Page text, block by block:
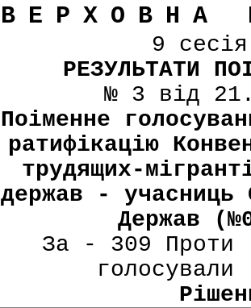
ВЕРХОВНА
9
РЕЗУЛЬТАТИ
№ 3 від
Поіменне
ратифікацію
трудящих-
держав - учасниць
Держав
За - 309 Проти